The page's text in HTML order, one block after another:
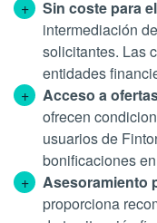
Sin coste para
intermediación
solicitantes. Las
entidades
Acceso a
ofrecen
usuarios de
bonificaciones
Asesoramiento
proporciona